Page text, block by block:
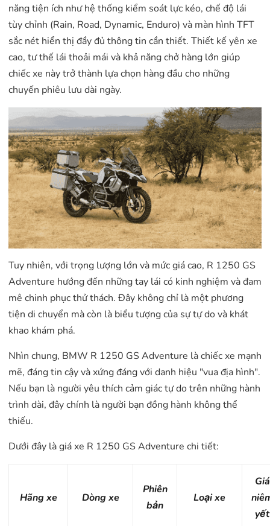
năng tiện ích như hệ thống kiểm soát lực kéo, chế độ lái
tùy chỉnh (Rain, Road, Dynamic, Enduro) và màn hình TFT
sắc nét hiển thị đầy đủ thông tin cần thiết. Thiết kế yên xe
cao, tư thế lái thoải mái và khả năng chở hàng lớn giúp
chiếc xe này trở thành lựa chọn hàng đầu cho những
chuyến phiêu lưu dài ngày.
Tuy nhiên, với trọng lượng lớn và mức giá cao, R 1250 GS
Adventure hướng đến những tay lái có kinh nghiệm và đam
mê chinh phục thử thách. Đây không chỉ là một phương
tiện di chuyển mà còn là biểu tượng của sự tự do và khát
khao khám phá.
Nhìn chung, BMW R 1250 GS Adventure là chiếc xe mạnh
mẽ, đáng tin cậy và xứng đáng với danh hiệu "vua địa hình".
Nếu bạn là người yêu thích cảm giác tự do trên những hành
trình dài, đây chính là người bạn đồng hành không thể
thiếu.
Dưới đây là giá xe R 1250 GS Adventure chi tiết:
Hãng xe Dòng xe
Phiên
bản
Loại xe
Giá
yết